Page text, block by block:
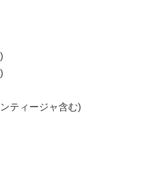
ティージャ含む)